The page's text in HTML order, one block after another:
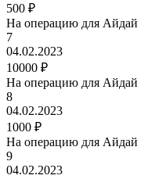
500 ₽
На операцию для Айдай
7
04.02.2023
10000 ₽
На операцию для Айдай
8
04.02.2023
1000 ₽
На операцию для Айдай
9
04.02.2023